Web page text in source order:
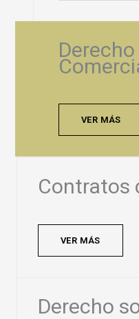
VER MÁS
Contratos
VER MÁS
Derecho